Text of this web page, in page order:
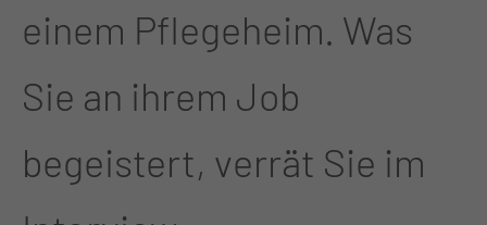
einem Pflegeheim. Was
Sie an ihrem Job
begeistert, verrät Sie im